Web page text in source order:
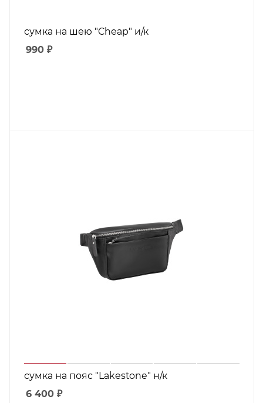
сумка на шею "Cheap" и/к
990 ₽
сумка на пояс "Lakestone" н/к
6 400 ₽